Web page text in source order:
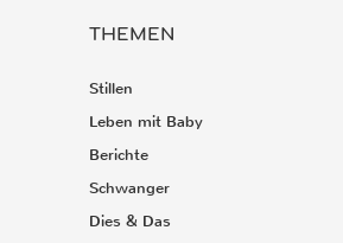
THEMEN
Stillen
Leben mit Baby
Berichte
Schwanger
Dies & Das